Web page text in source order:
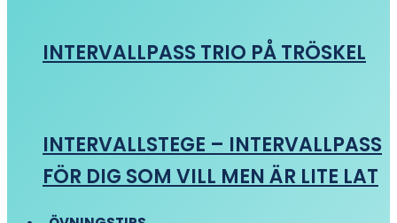
INTERVALLPASS TRIO PÅ TRÖSKEL
INTERVALLSTEGE – INTERVALLPASS
FÖR DIG SOM VILL MEN ÄR LITE LAT